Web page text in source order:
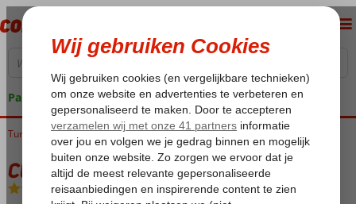
Pakketgarantie
Home
Turkije Turkse Riviera Alanya Alanya-Centrum Club Sidar
Club Sidar
Logies-Appartement